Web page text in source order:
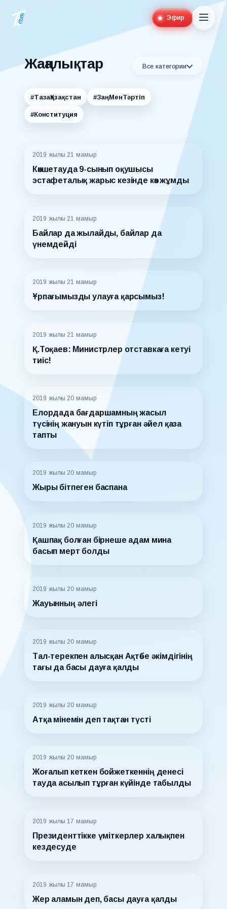
Эфир
Жаңалықтар Все категории
#ТазаҚазақстан #ЗаңМенТәртіп
#Конституция
2019 жылғы 21 мамыр
Көкшетауда 9-сынып оқушысы
эстафеталық жарыс кезінде көз жұмды
2019 жылғы 21 мамыр
Байлар да жылайды, байлар да
үнемдейді
2019 жылғы 21 мамыр
Ұрпағымызды улауға қарсымыз!
2019 жылғы 21 мамыр
Қ.Тоқаев: Министрлер отставкаға кетуі
тиіс!
2019 жылғы 20 мамыр
Елордада бағдаршамның жасыл
түсінің жануын күтіп тұрған әйел қаза
тапты
2019 жылғы 20 мамыр
Жыры бітпеген баспана
2019 жылғы 20 мамыр
Қашпақ болған бірнеше адам мина
басып мерт болды
2019 жылғы 20 мамыр
Жауынның әлегі
2019 жылғы 20 мамыр
Тал-терекпен алысқан Ақтөбе әкімдігінің
тағы да басы дауға қалды
2019 жылғы 20 мамыр
Атқа мінемін деп тақтан түсті
2019 жылғы 20 мамыр
Жоғалып кеткен бойжеткеннің денесі
тауда асылып тұрған күйінде табылды
2019 жылғы 17 мамыр
Президенттікке үміткерлер халықпен
кездесуде
2019 жылғы 17 мамыр
Жер аламын деп, басы дауға қалды